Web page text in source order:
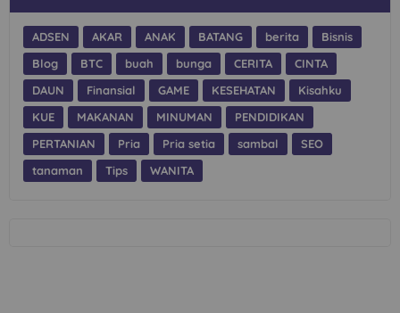
ADSEN AKAR ANAK BATANG berita
Bisnis
Blog
BTC buah bunga CERITA
CINTA
DAUN
Finansial GAME KESEHATAN
Kisahku
KUE
MAKANAN MINUMAN
PENDIDIKAN
PERTANIAN
Pria Pria setia sambal
SEO
tanaman
Tips WANITA